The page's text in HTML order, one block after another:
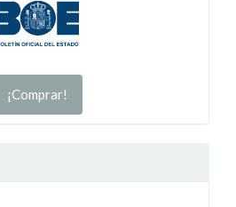
¡Comprar!